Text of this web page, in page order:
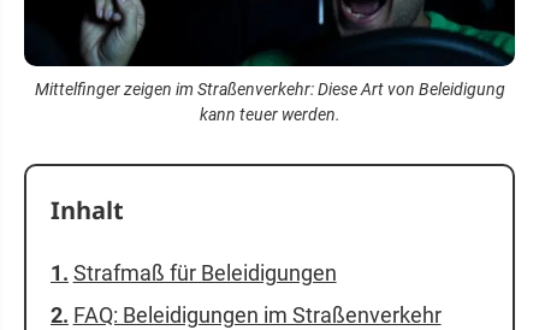
Mittelfinger zeigen im Straßenverkehr: Diese Art von Beleidigung
kann teuer werden.
Inhalt
Strafmaß für Beleidigungen
FAQ: Beleidigungen im Straßenverkehr